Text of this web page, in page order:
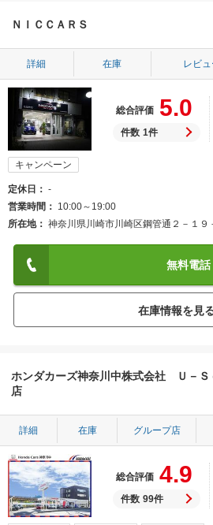
ＮＩＣＣＡＲＳ
詳細 在庫 レビュ
総合評価 5.0
件数 1件
キャンペーン
定休日
-
営業時間
10:00～19:00
所在地
神奈川県川崎市川崎区鋼管通２－１９
無料電話
ホンダカーズ神奈川中株式会社 Ｕ－Ｓ
店
詳細 在庫 グループ店
総合評価 4.9
件数 99件